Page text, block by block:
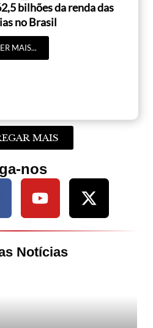
bilhões da renda das
no Brasil
MAIS...
MAIS
nos
Notícias